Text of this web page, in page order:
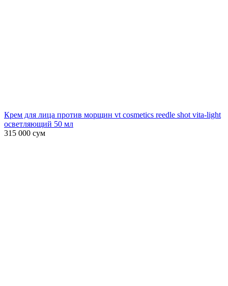
Крем для лица против морщин vt cosmetics reedle shot vita-light
осветляющий 50 мл
315 000 сум